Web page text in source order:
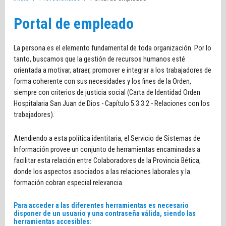
Portal de empleado
La persona es el elemento fundamental de toda organización. Por lo
tanto, buscamos que la gestión de recursos humanos esté
orientada a motivar, atraer, promover e integrar a los trabajadores de
forma coherente con sus necesidades y los fines de la Orden,
siempre con criterios de justicia social (Carta de Identidad Orden
Hospitalaria San Juan de Dios - Capítulo 5.3.3.2 - Relaciones con los
trabajadores).
Atendiendo a esta política identitaria, el Servicio de Sistemas de
Información provee un conjunto de herramientas encaminadas a
facilitar esta relación entre Colaboradores de la Provincia Bética,
donde los aspectos asociados a las relaciones laborales y la
formación cobran especial relevancia.
Para acceder a las diferentes herramientas es necesario
disponer de un usuario y una contraseña válida, siendo las
herramientas accesibles: